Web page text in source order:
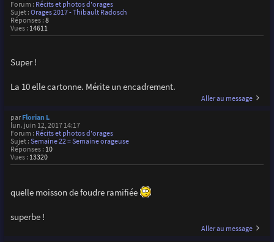
Forum : Récits et photos d'orages
Sujet : Orages 2017 - Thibault Radosch
Réponses : 8
Vues : 14611
Super !
La 10 elle cartonne. Mérite un encadrement.
Aller au message
par Florian L
lun. juin 12, 2017 14:17
Forum : Récits et photos d'orages
Sujet : Semaine 22 = Semaine orageuse
Réponses : 10
Vues : 13320
quelle moisson de foudre ramifiée
superbe !
Aller au message